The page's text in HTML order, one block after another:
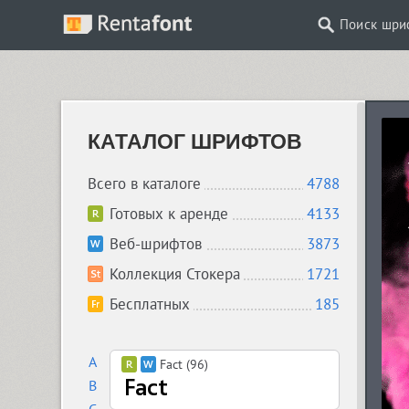
Поиск
КАТАЛОГ ШРИФТОВ
Всего в каталоге
4788
Готовых к аренде
4133
Веб-шрифтов
3873
Коллекция Стокера
1721
Бесплатных
185
A
B
Fact (96)